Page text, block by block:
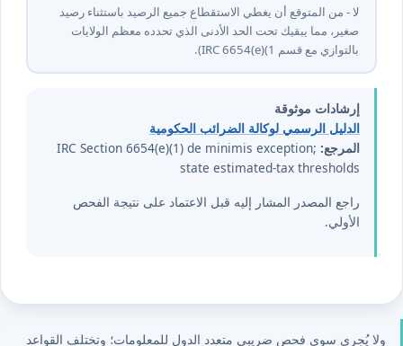
لا - من المتوقع أن يغطي الاستقطاع جميع الرصيد باستثناء رصيد
صغير، مما يبقيك تحت الحد الأدنى الذي تحدده معظم الولايات
بالتوازي مع قسم IRC ⁦6654⁩(e)(⁦1⁩).
إرشادات موثوقة
الدليل الرسمي لوكالة الضرائب الحكومية
المرجع: IRC Section 6654(e)(1) de minimis exception;
state estimated-tax thresholds
راجع المصدر المشار إليه قبل الاعتماد على نتيجة الفحص
الأولي.
ولا يُجرى سوى فحص ضريبي متعدد الدول للمعلومات؛ وتختلف القواعد